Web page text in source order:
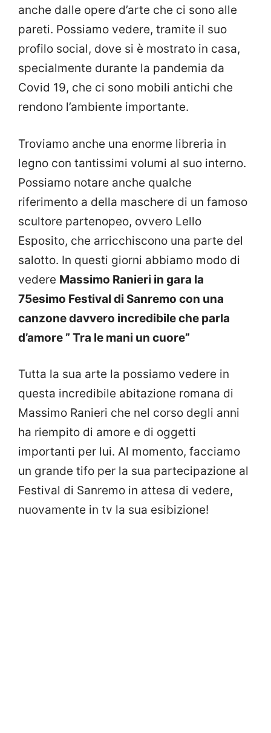
anche dalle opere d’arte che ci sono alle
pareti. Possiamo vedere, tramite il suo
profilo social, dove si è mostrato in casa,
specialmente durante la pandemia da
Covid 19, che ci sono mobili antichi che
rendono l’ambiente importante.
Troviamo anche una enorme libreria in
legno con tantissimi volumi al suo interno.
Possiamo notare anche qualche
riferimento a della maschere di un famoso
scultore partenopeo, ovvero Lello
Esposito, che arricchiscono una parte del
salotto. In questi giorni abbiamo modo di
vedere Massimo Ranieri in gara la
75esimo Festival di Sanremo con una
canzone davvero incredibile che parla
d’amore ” Tra le mani un cuore”
Tutta la sua arte la possiamo vedere in
questa incredibile abitazione romana di
Massimo Ranieri che nel corso degli anni
ha riempito di amore e di oggetti
importanti per lui. Al momento, facciamo
un grande tifo per la sua partecipazione al
Festival di Sanremo in attesa di vedere,
nuovamente in tv la sua esibizione!